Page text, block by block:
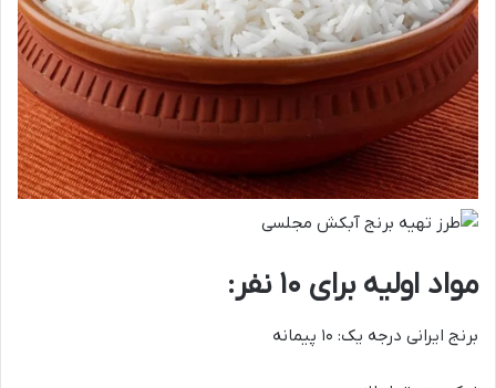
مواد اولیه برای ۱۰ نفر:
برنج ایرانی درجه یک: ۱۰ پیمانه